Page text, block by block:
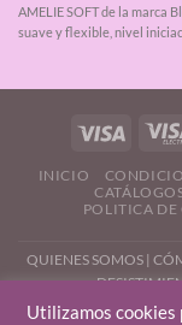
AMELIE SOFT de la marca
suave y flexible, nivel
INICIO
POLITICA DE
QUIENES SOMOS|
Utilizamos